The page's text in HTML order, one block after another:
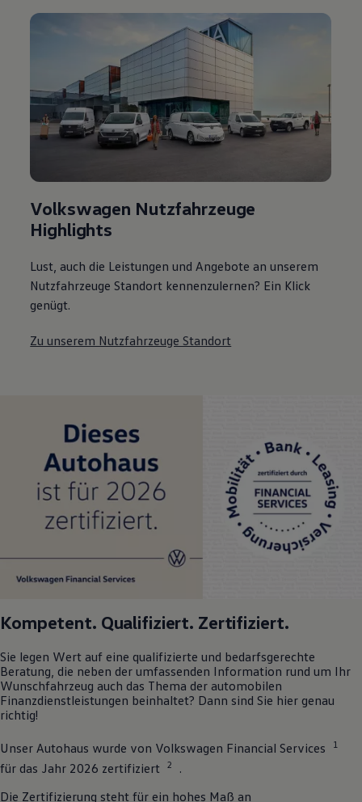
Volkswagen Nutzfahrzeuge
Highlights
Lust, auch die Leistungen und Angebote an unserem
Nutzfahrzeuge Standort kennenzulernen? Ein Klick
genügt.
Zu unserem Nutzfahrzeuge Standort
Kompetent. Qualifiziert. Zertifiziert.
Sie legen Wert auf eine qualifizierte und bedarfsgerechte
Beratung, die neben der umfassenden Information rund um Ihr
Wunschfahrzeug auch das Thema der automobilen
Finanzdienstleistungen beinhaltet? Dann sind Sie hier genau
richtig!
Unser Autohaus wurde von Volkswagen Financial Services 1
für das Jahr 2026 zertifiziert 2
.
Die Zertifizierung steht für ein hohes Maß an